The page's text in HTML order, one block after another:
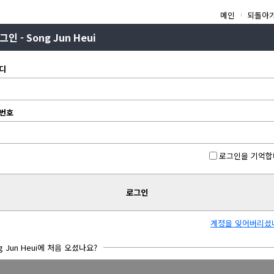
메인 되돌아
인 - Song Jun Heui
호
로그인을 기억
로그인
계정을 잊어버리셨
Jun Heui에 처음 오셨나요?